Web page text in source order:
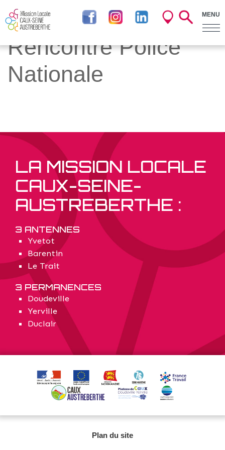
MENU
FILTRER
Vous êtes ici :Accueil»
Rencontre Police
Nationale
LA MISSION LOCALE
CAUX-SEINE-
AUSTREBERTHE :
3 ANTENNES
Yvetot
Barentin
Le Trait
3 PERMANENCES
Doudeville
Yerville
Duclair
Plan du site